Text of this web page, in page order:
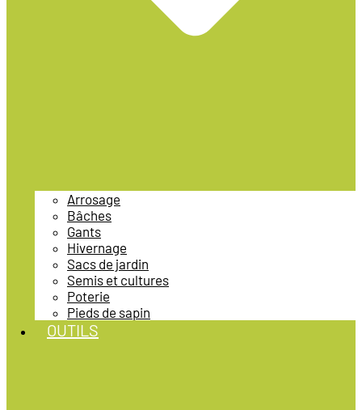
Arrosage
Bâches
Gants
Hivernage
Sacs de jardin
Semis et cultures
Poterie
Pieds de sapin
OUTILS